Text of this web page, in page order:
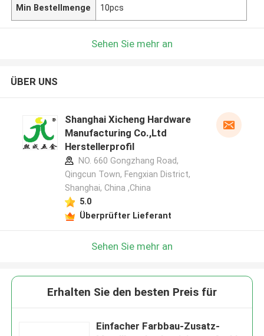
Min Bestellmenge 10pcs
Sehen Sie mehr an
ÜBER UNS
Shanghai Xicheng Hardware
Manufacturing Co.,Ltd
Herstellerprofil
NO. 660 Gongzhang Road,
Qingcun Town, Fengxian District,
Shanghai, China ,China
5.0
Überprüfter Lieferant
Sehen Sie mehr an
Erhalten Sie den besten Preis für
Einfacher Farbbau-Zusatz-